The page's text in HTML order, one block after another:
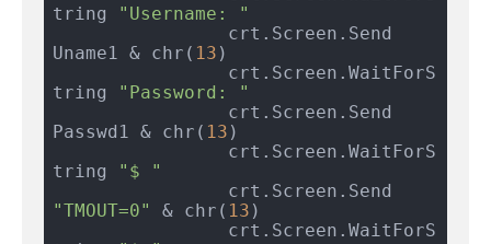
tring
"Username: "
Uname1 & chr( 13 )
tring
"Password: "
Passwd1 & chr( 13 )
tring
"$ "
"TMOUT=0"
& chr( 13 )